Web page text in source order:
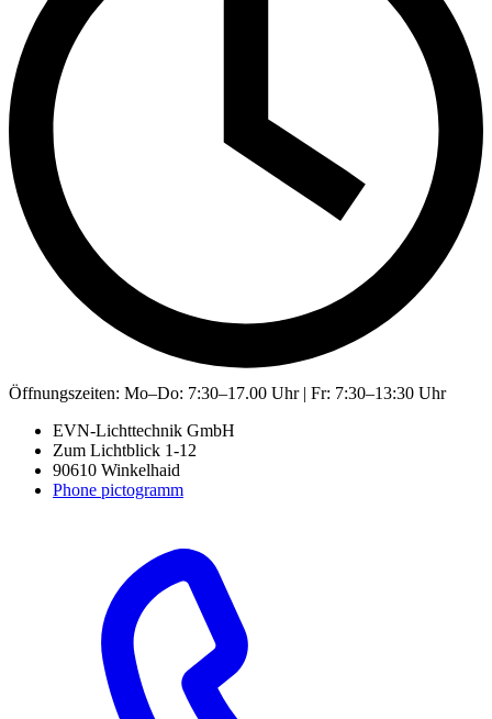
Öffnungszeiten: Mo–Do: 7:30–17.00 Uhr | Fr: 7:30–13:30 Uhr
EVN-Lichttechnik GmbH
Zum Lichtblick 1-12
90610 Winkelhaid
Phone pictogramm